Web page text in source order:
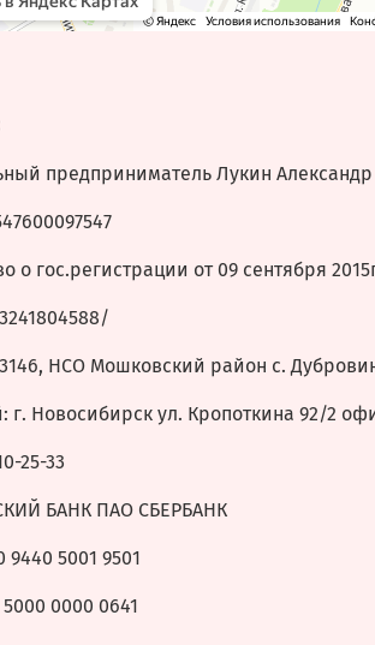
предприниматель Лукин
о гос.регистрации от 09
НСО Мошковский район с.
г. Новосибирск ул. Кропоткина 92/2
25-33
БАНК ПАО СБЕРБАНК
5001 9501
0000 0641